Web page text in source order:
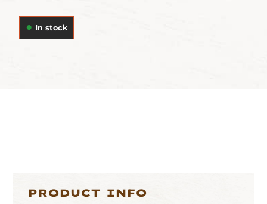
In stock
PRODUCT INFO